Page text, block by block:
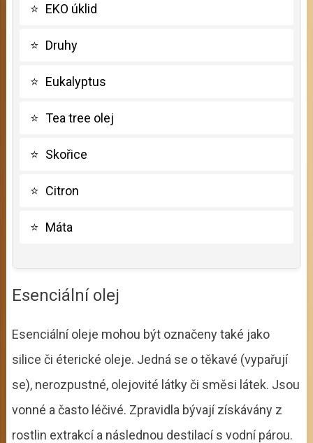
⭐ EKO úklid
⭐ Druhy
⭐ Eukalyptus
⭐ Tea tree olej
⭐ Skořice
⭐ Citron
⭐ Máta
Esenciální olej
Esenciální oleje mohou být označeny také jako
silice či éterické oleje. Jedná se o těkavé (vypařují
se), nerozpustné, olejovité látky či směsi látek. Jsou
vonné a často léčivé. Zpravidla bývají získávány z
rostlin extrakcí a následnou destilací s vodní párou.